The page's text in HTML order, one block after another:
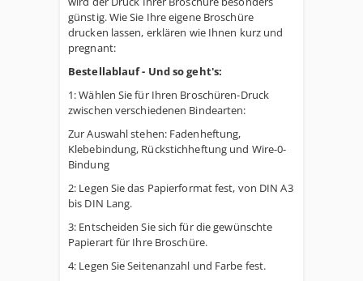
günstig. Wie Sie Ihre eigene Broschüre
drucken lassen, erklären wie Ihnen kurz und
pregnant:
Bestellablauf - Und so geht's:
1: Wählen Sie für Ihren Broschüren-Druck
zwischen verschiedenen Bindearten:
Zur Auswahl stehen: Fadenheftung,
Klebebindung, Rückstichheftung und Wire-0-
Bindung
2: Legen Sie das Papierformat fest, von DIN A3
bis DIN Lang.
3: Entscheiden Sie sich für die gewünschte
Papierart für Ihre Broschüre.
4: Legen Sie Seitenanzahl und Farbe fest.